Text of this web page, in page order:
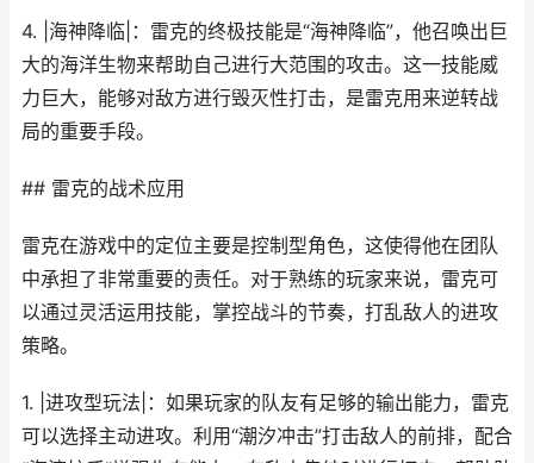
4. |海神降临|：雷克的终极技能是“海神降临”，他召唤出巨
大的海洋生物来帮助自己进行大范围的攻击。这一技能威
力巨大，能够对敌方进行毁灭性打击，是雷克用来逆转战
局的重要手段。
## 雷克的战术应用
雷克在游戏中的定位主要是控制型角色，这使得他在团队
中承担了非常重要的责任。对于熟练的玩家来说，雷克可
以通过灵活运用技能，掌控战斗的节奏，打乱敌人的进攻
策略。
1. |进攻型玩法|：如果玩家的队友有足够的输出能力，雷克
可以选择主动进攻。利用“潮汐冲击”打击敌人的前排，配合